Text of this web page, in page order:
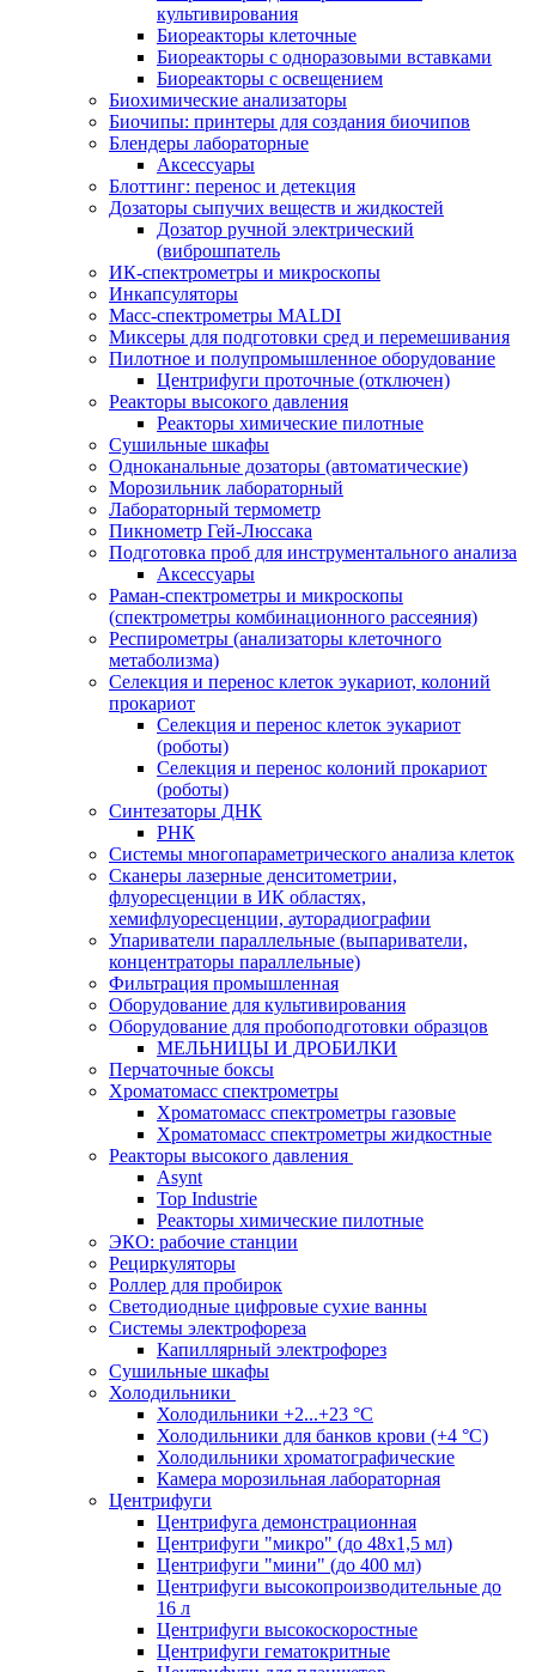
культивирования
Биореакторы клеточные
Биореакторы с одноразовыми вставками
Биореакторы с освещением
Биохимические анализаторы
Биочипы: принтеры для создания биочипов
Блендеры лабораторные
Аксессуары
Блоттинг: перенос и детекция
Дозаторы сыпучих веществ и жидкостей
Дозатор ручной электрический
(виброшпатель
ИК-спектрометры и микроскопы
Инкапсуляторы
Масс-спектрометры MALDI
Миксеры для подготовки сред и перемешивания
Пилотное и полупромышленное оборудование
Центрифуги проточные (отключен)
Реакторы высокого давления
Реакторы химические пилотные
Сушильные шкафы
Одноканальные дозаторы (автоматические)
Морозильник лабораторный
Лабораторный термометр
Пикнометр Гей-Люссака
Подготовка проб для инструментального анализа
Аксессуары
Раман-спектрометры и микроскопы
(спектрометры комбинационного рассеяния)
Респирометры (анализаторы клеточного
метаболизма)
Селекция и перенос клеток эукариот, колоний
прокариот
Селекция и перенос клеток эукариот
(роботы)
Селекция и перенос колоний прокариот
(роботы)
Синтезаторы ДНК
РНК
Системы многопараметрического анализа клеток
Сканеры лазерные денситометрии,
флуоресценции в ИК областях,
хемифлуоресценции, ауторадиографии
Упариватели параллельные (выпариватели,
концентраторы параллельные)
Фильтрация промышленная
Оборудование для культивирования
Оборудование для пробоподготовки образцов
МЕЛЬНИЦЫ И ДРОБИЛКИ
Перчаточные боксы
Хроматомасс спектрометры
Хроматомасс спектрометры газовые
Хроматомасс спектрометры жидкостные
Реакторы высокого давления
Asynt
Top Industrie
Реакторы химические пилотные
ЭКО: рабочие станции
Рециркуляторы
Роллер для пробирок
Светодиодные цифровые сухие ванны
Системы электрофореза
Капиллярный электрофорез
Сушильные шкафы
Холодильники
Холодильники +2...+23 °С
Холодильники для банков крови (+4 °С)
Холодильники хроматографические
Камера морозильная лабораторная
Центрифуги
Центрифуга демонстрационная
Центрифуги "микро" (до 48x1,5 мл)
Центрифуги "мини" (до 400 мл)
Центрифуги высокопроизводительные до
16 л
Центрифуги высокоскоростные
Центрифуги гематокритные